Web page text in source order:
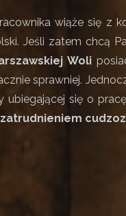
wiąże się z
Jeśli zatem chcą
Woli
sprawniej.
ubiegającej się o